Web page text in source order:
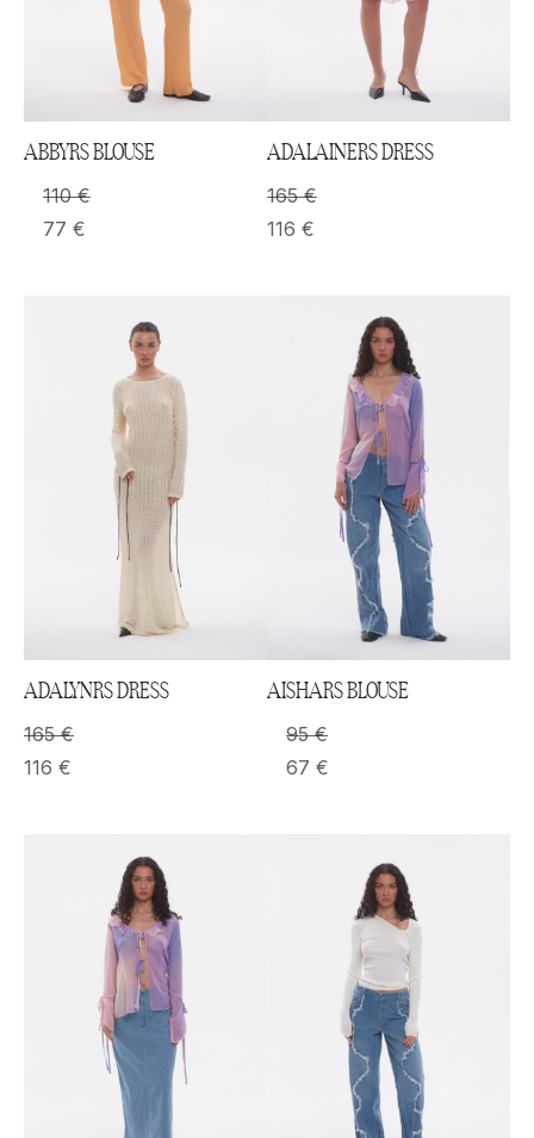
ABBYRS BLOUSE
110€
77 €
ADALAINERS DRESS
165€
116 €
ADALYNRS DRESS
165€
116 €
AISHARS BLOUSE
95€
67 €